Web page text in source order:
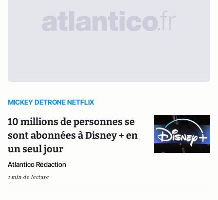
MICKEY DETRONE NETFLIX
10 millions de personnes se
sont abonnées à Disney + en
un seul jour
Atlantico Rédaction
1 min de lecture